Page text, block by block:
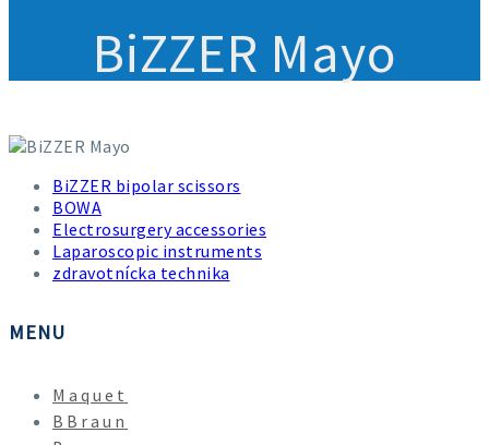
BiZZER Mayo
BiZZER Mayo
BiZZER bipolar scissors
BOWA
Electrosurgery accessories
Laparoscopic instruments
zdravotnícka technika
MENU
Maquet
BBraun